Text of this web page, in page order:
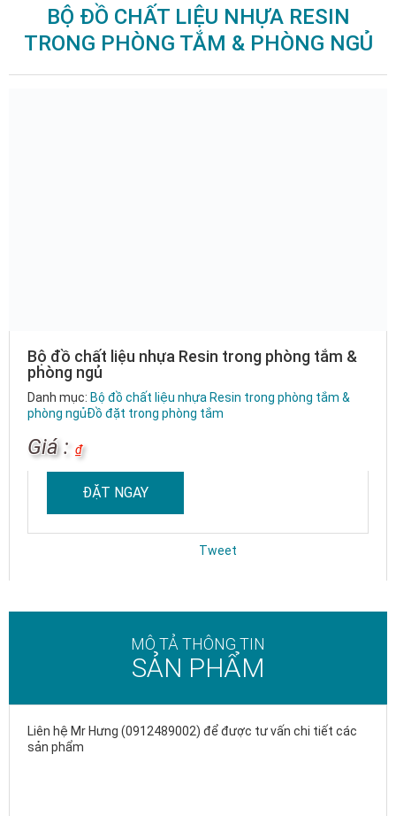
BỘ ĐỒ CHẤT LIỆU NHỰA RESIN
TRONG PHÒNG TẮM & PHÒNG NGỦ
Bộ đồ chất liệu nhựa Resin trong phòng tắm &
phòng ngủ
Danh mục: Bộ đồ chất liệu nhựa Resin trong phòng tắm &
phòng ngủĐồ đặt trong phòng tắm
Giá : ₫
ĐẶT NGAY
Tweet
MÔ TẢ THÔNG TIN
SẢN PHẨM
Liên hệ Mr Hưng (0912489002) để được tư vấn chi tiết các
sản phẩm